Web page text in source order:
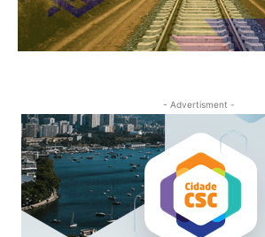
- Advertisment -